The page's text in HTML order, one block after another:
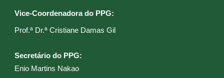
Vice-Coordenadora do PPG:
Prof.ª Dr.ª Cristiane Damas Gil​
Secretário do PPG:
Enio Martins Nakao